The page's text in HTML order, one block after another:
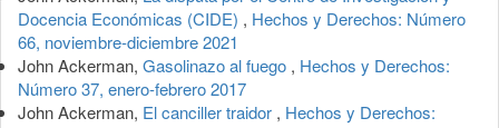
Docencia Económicas (CIDE) , Hechos y Derechos: Número
66, noviembre-diciembre 2021
John Ackerman, Gasolinazo al fuego , Hechos y Derechos:
Número 37, enero-febrero 2017
John Ackerman, El canciller traidor , Hechos y Derechos: